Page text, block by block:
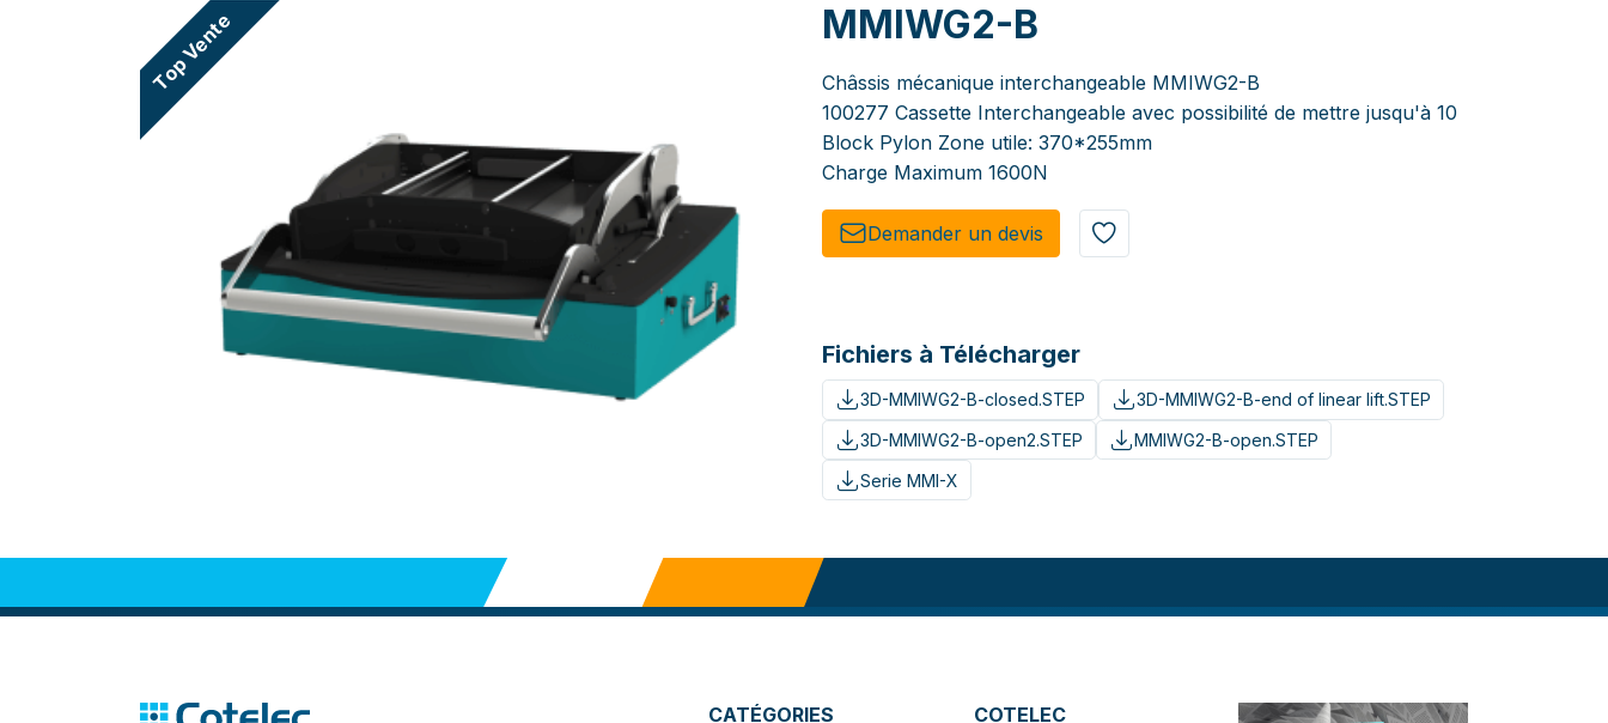
Top Vente MMIWG2-B
Châssis mécanique interchangeable MMIWG2-B
100277 Cassette Interchangeable avec possibilité de mettre jusqu'à 10
Block Pylon Zone utile: 370*255mm
Charge Maximum 1600N
Demander un de​​vis​​
Fichiers à Télécharger
3D-MMIWG2-B-closed.STEP
3D-MMIWG2-B-end of linear lift.STEP
3D-MMIWG2-B-open2.STEP
MMIWG2-B-open.STEP
Serie MMI-X
CATÉGORIES COTELEC